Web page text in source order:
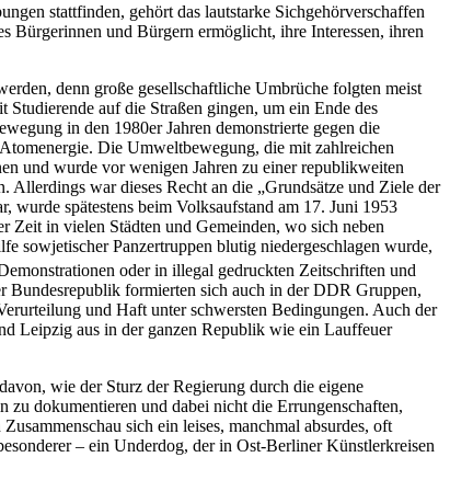
stattfinden, gehört das lautstarke Sichgehörverschaffen
Bürgerinnen und Bürgern ermöglicht, ihre Interessen, ihren
denn große gesellschaftliche Umbrüche folgten meist
auf die Straßen gingen, um ein Ende des
in den 1980er Jahren demonstrierte gegen die
Die Umweltbewegung, die mit zahlreichen
und wurde vor wenigen Jahren zu einer republikweiten
Allerdings war dieses Recht an die „Grundsätze und Ziele der
wurde spätestens beim Volksaufstand am 17. Juni 1953
Zeit in vielen Städten und Gemeinden, wo sich neben
sowjetischer Panzertruppen blutig niedergeschlagen wurde,
oder in illegal gedruckten Zeitschriften und
Bundesrepublik formierten sich auch in der DDR Gruppen,
und Haft unter schwersten Bedingungen. Auch der
Leipzig aus in der ganzen Republik wie ein Lauffeuer
wie der Sturz der Regierung durch die eigene
dokumentieren und dabei nicht die Errungenschaften,
sich ein leises, manchmal absurdes, oft
– ein Underdog, der in Ost-Berliner Künstlerkreisen